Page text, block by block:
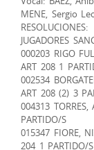
MENE, Sergio
RESOLUCIONES:
JUGADORES
000203 RIGO
ART 208 1
002534
ART 208 (2) 3
004313
PARTIDO/S
015347 FIORE,
204 1 PARTIDO/S